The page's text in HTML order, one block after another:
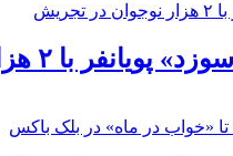
هزار نوجوان در تجریش